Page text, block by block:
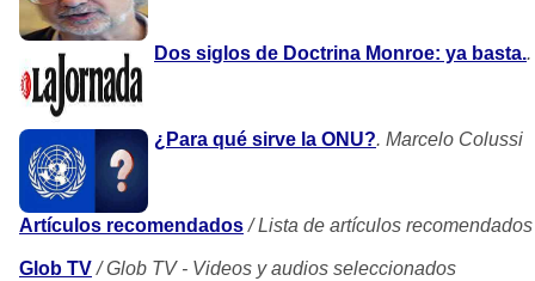
Dos siglos de Doctrina Monroe: ya basta.
¿Para qué sirve la ONU?. Marcelo Colussi
Artículos recomendados/ Lista de artículos
Glob TV/ Glob TV - Videos y audios seleccionados